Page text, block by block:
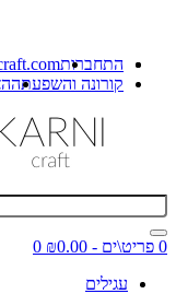
התחברות
קורונה והשפעתה
0 פריט\ים - ₪0.00
0
עגילים